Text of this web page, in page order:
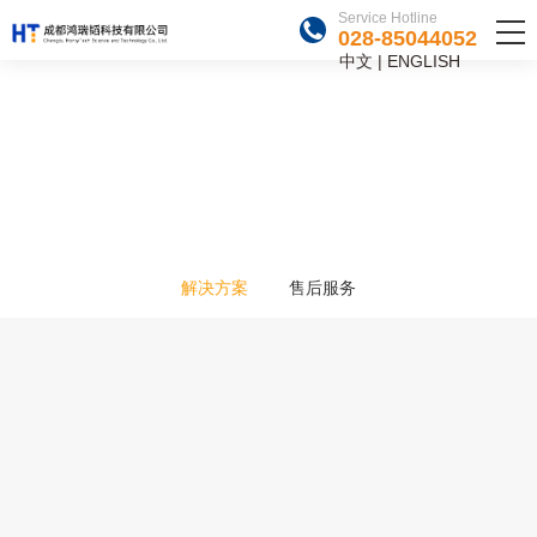
Service Hotline
028-85044052
中文 | ENGLISH
解决方案 售后服务